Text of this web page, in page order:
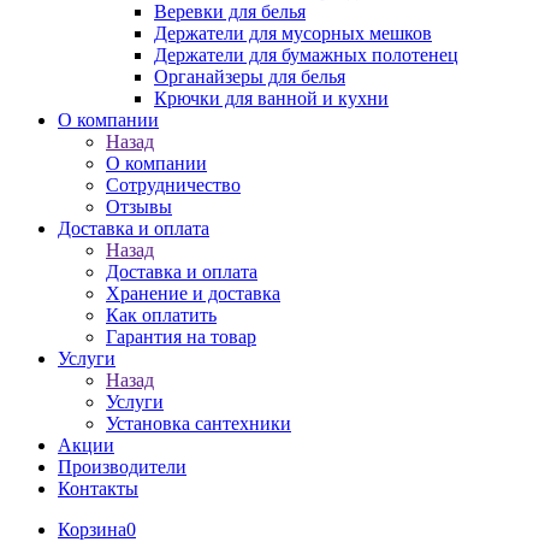
Веревки для белья
Держатели для мусорных мешков
Держатели для бумажных полотенец
Органайзеры для белья
Крючки для ванной и кухни
О компании
Назад
О компании
Сотрудничество
Отзывы
Доставка и оплата
Назад
Доставка и оплата
Хранение и доставка
Как оплатить
Гарантия на товар
Услуги
Назад
Услуги
Установка сантехники
Акции
Производители
Контакты
Корзина0